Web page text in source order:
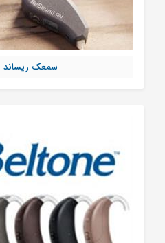
سمعک ریساند Resound